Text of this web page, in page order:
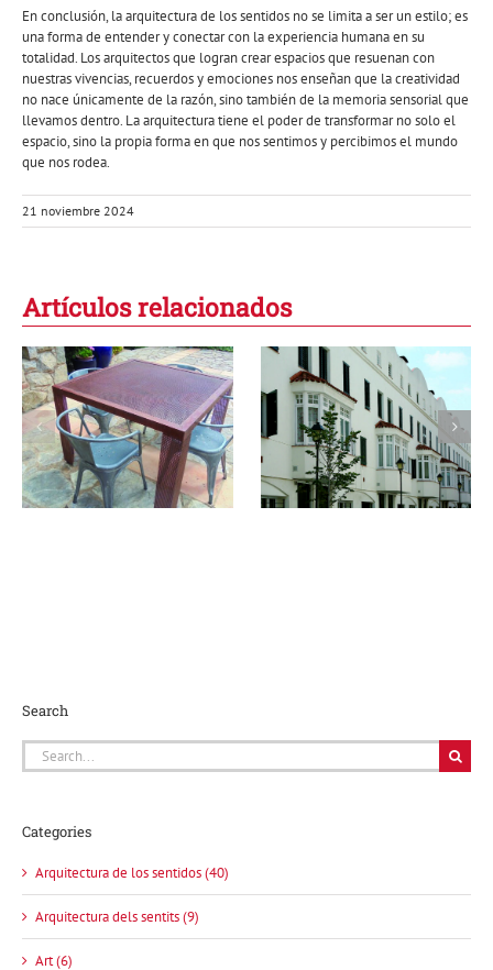
En conclusión, la arquitectura de los sentidos no se limita a ser un estilo; es
una forma de entender y conectar con la experiencia humana en su
totalidad. Los arquitectos que logran crear espacios que resuenan con
nuestras vivencias, recuerdos y emociones nos enseñan que la creatividad
no nace únicamente de la razón, sino también de la memoria sensorial que
llevamos dentro. La arquitectura tiene el poder de transformar no solo el
espacio, sino la propia forma en que nos sentimos y percibimos el mundo
que nos rodea.
21 noviembre 2024
Artículos relacionados
Conjunto
residencial en
Calella: habitar el
Mediterráneo
La casa de los
cinco elementos y
la luna
Search
Search
for:
Categories
Arquitectura de los sentidos (40)
Arquitectura dels sentits (9)
Art (6)